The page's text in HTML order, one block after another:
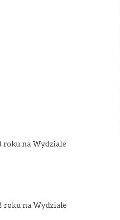
na Wydziale
roku na Wydziale